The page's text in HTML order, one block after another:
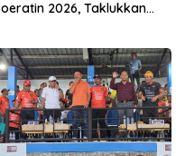
2026, Taklukkan